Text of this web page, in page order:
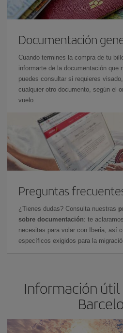
Documentación
Cuando termines la compra de tu
informarte de la documentación que
puedes consultar si requieres
cualquier otro documento, según el
vuelo.
Preguntas
¿Tienes dudas? Consulta nuestras
sobre documentación: te
necesitas para volar con Iberia, así
específicos exigidos para la
Información útil